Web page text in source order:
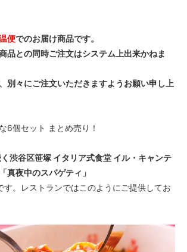
便でのお届け商品です。
品との同時ご注文はシステム上出来かねま
別々にご注文いただきますようお願い申し上
6個セット まとめ売り！
渋谷区笹塚 イタリア式食堂 イル・キャンテ
真夜中のスパゲティ」
す。レストランではこのようにご提供してお